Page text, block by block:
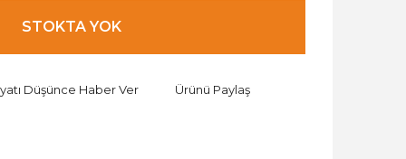
STOKTA YOK
Düşünce Haber Ver Ürünü Paylaş